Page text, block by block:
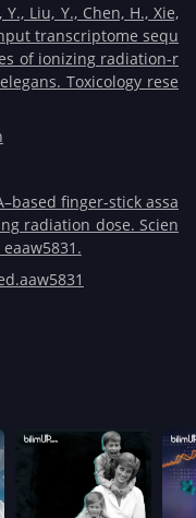
Liu, Y., Chen, H., Xie,
transcriptome sequ
of ionizing radiation-r
Toxicology rese
finger-stick assa
radiation dose. Scien